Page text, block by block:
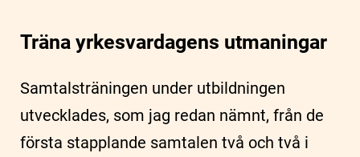
Träna yrkesvardagens utmaningar
Samtalsträningen under utbildningen
utvecklades, som jag redan nämnt, från de
första stapplande samtalen två och två i